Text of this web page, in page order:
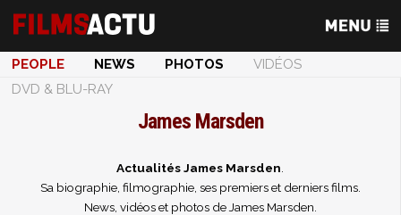
PEOPLE NEWS PHOTOS
VIDÉOS
DVD & BLU-RAY
James Marsden
Actualités James Marsden
Sa biographie, filmographie, ses premiers et derniers films.
News, vidéos et photos de James Marsden.